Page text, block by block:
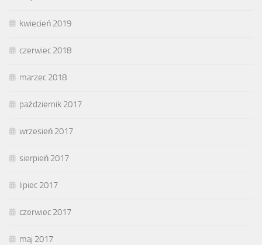
kwiecień 2019
czerwiec 2018
marzec 2018
październik 2017
wrzesień 2017
sierpień 2017
lipiec 2017
czerwiec 2017
maj 2017